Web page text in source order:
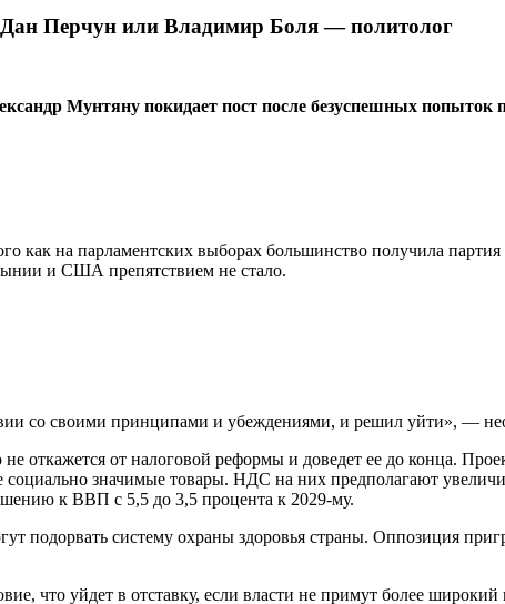
Перчун или Владимир Боля — политолог
Мунтяну покидает пост после безуспешных
как на парламентских выборах большинство получила
и США препятствием не стало.
со своими принципами и убеждениями, и решил уйти», —
откажется от налоговой реформы и доведет ее до конца.
значимые товары. НДС на них предполагают
к ВВП с 5,5 до 3,5 процента к 2029-му.
подорвать систему охраны здоровья страны. Оппозиция
что уйдет в отставку, если власти не примут более